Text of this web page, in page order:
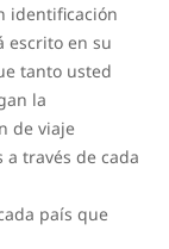
identificación
escrito en su
tanto usted
la
de viaje
través de cada
país que